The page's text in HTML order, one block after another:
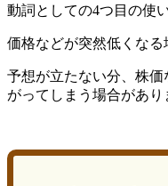
動詞としての4つ目の使
価格などが突然低くなる
予想が立たない分、株
がってしまう場合があり